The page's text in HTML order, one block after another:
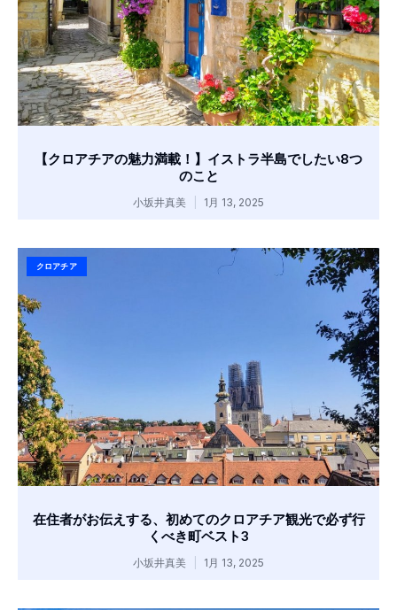
【クロアチアの魅力満載！】イストラ半島でしたい8つ
のこと
小坂井真美 1月 13, 2025
クロアチア
在住者がお伝えする、初めてのクロアチア観光で必ず行
くべき町ベスト3
小坂井真美 1月 13, 2025